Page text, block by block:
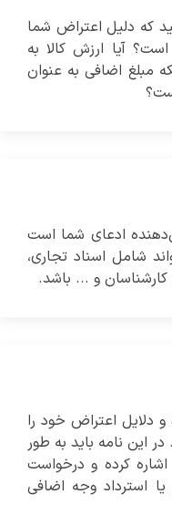
که دلیل اعتراض شما
آیا ارزش کالا به
مبلغ اضافی به عنوان
ادعای شما است
شامل اسناد تجاری،
کارشناسان و ... باشد.
دلایل اعتراض خود را
این نامه باید به طور
کرده و درخواست
استرداد وجه اضافی